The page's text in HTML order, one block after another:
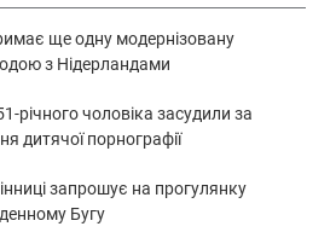
ще одну модернізовану
з Нідерландами
річного чоловіка засудили за
дитячої порнографії
запрошує на прогулянку
Бугу